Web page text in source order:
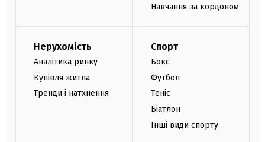
Навчання за кордоном
Нерухомість
Аналітика ринку
Купівля житла
Тренди і натхнення
Спорт
Бокс
Футбол
Теніс
Біатлон
Інші види спорту